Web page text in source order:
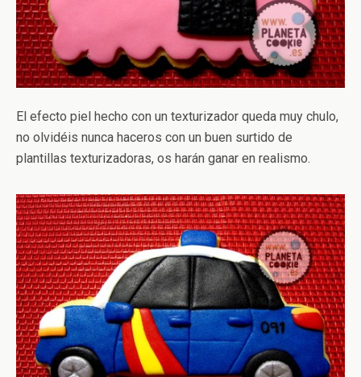
El efecto piel hecho con un texturizador queda muy chulo,
no olvidéis nunca haceros con un buen surtido de
plantillas texturizadoras, os harán ganar en realismo.